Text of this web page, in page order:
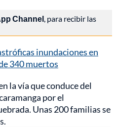
Channel , para recibir las
inundaciones en
340 muertos
la vía que conduce del
por el
Unas 200 familias se